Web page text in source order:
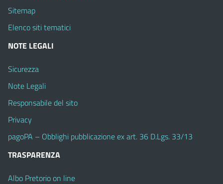
Sitemap
Elenco siti tematici
NOTE LEGALI
Sicurezza
Note Legali
Responsabile del sito
Privacy
pagoPA – Obblighi pubblicazione ex art. 36 D.Lgs. 33/13
TRASPARENZA
Albo Pretorio on line